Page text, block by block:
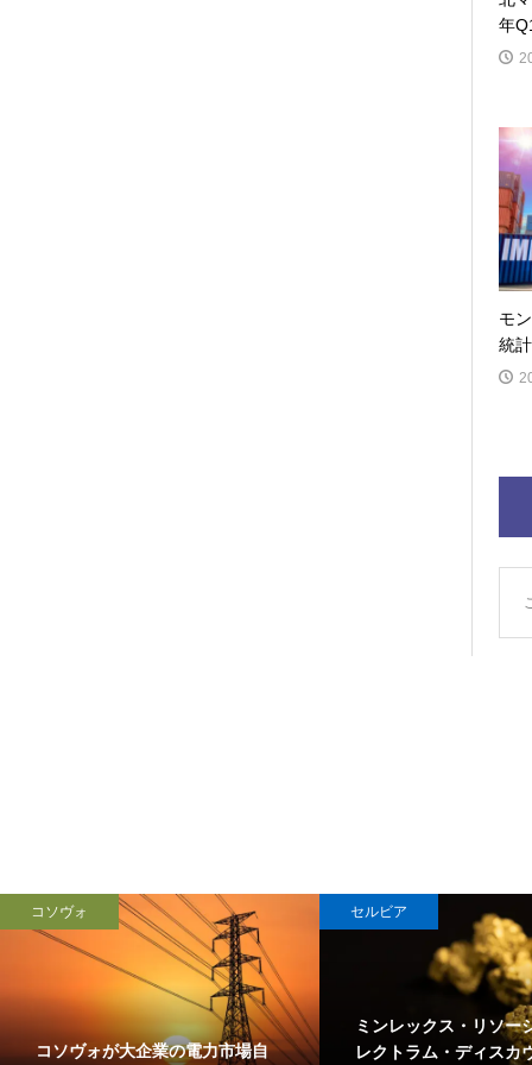
年
モ
統
コソヴォ
コソヴォが大企業の電力市場自
セルビア
ミンレックス・リソー
レクトラム・ディスカ